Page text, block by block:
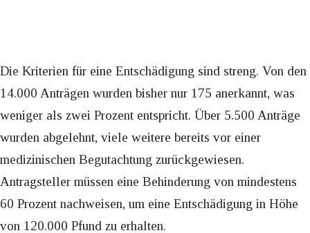
Die Kriterien für eine Entschädigung sind streng. Von den
14.000 Anträgen wurden bisher nur 175 anerkannt, was
weniger als zwei Prozent entspricht. Über 5.500 Anträge
wurden abgelehnt, viele weitere bereits vor einer
medizinischen Begutachtung zurückgewiesen.
Antragsteller müssen eine Behinderung von mindestens
60 Prozent nachweisen, um eine Entschädigung in Höhe
von 120.000 Pfund zu erhalten.